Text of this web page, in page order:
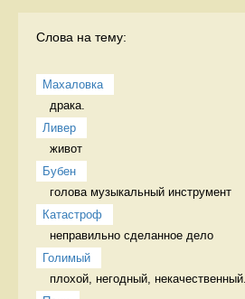
Слова на тему:
Махаловка
драка.
Ливер
живот
Бубен
голова музыкальный инструмент
Катастроф
неправильно сделанное дело
Голимый
плохой, негодный, некачественный.